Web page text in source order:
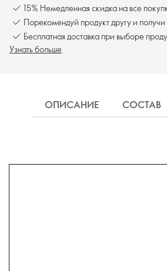
15% Немедленная скидка на все
Порекомендуй продукт другу и получи
Бесплатная доставка при
Узнать больше
ОПИСАНИЕ СОСТАВ